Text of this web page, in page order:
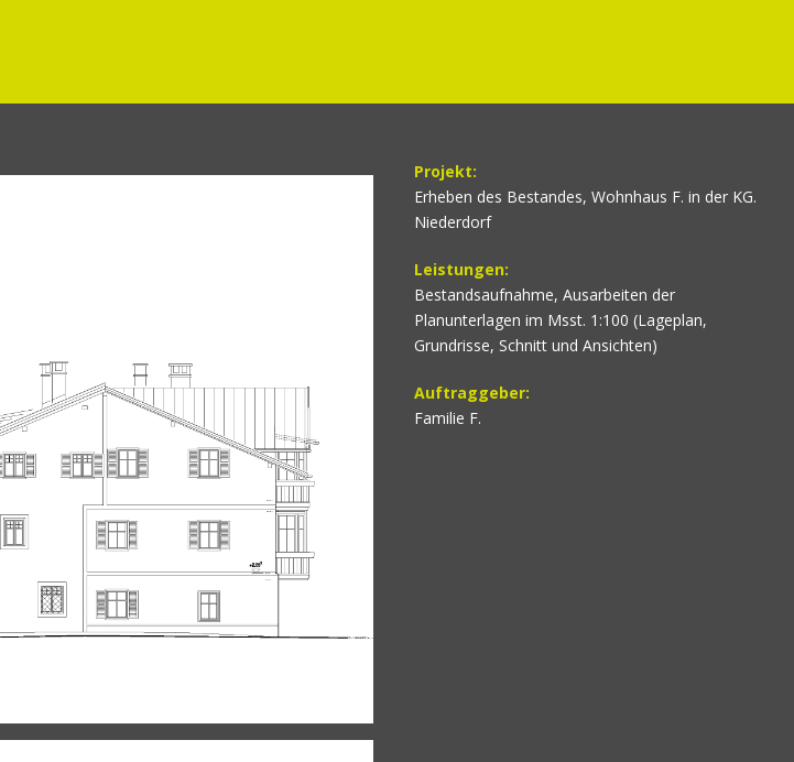
Projekt:
Erheben des Bestandes, Wohnhaus F. in der KG.
Niederdorf
Leistungen:
Bestandsaufnahme, Ausarbeiten der
Planunterlagen im Msst. 1:100 (Lageplan,
Grundrisse, Schnitt und Ansichten)
Auftraggeber:
Familie F.